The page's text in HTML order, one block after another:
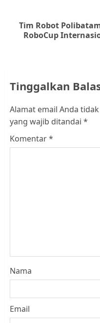
Next
post:
Tim Robot
RoboCup
Tinggalkan
Alamat email Anda
yang wajib ditandai *
Komentar*
Nama
Email